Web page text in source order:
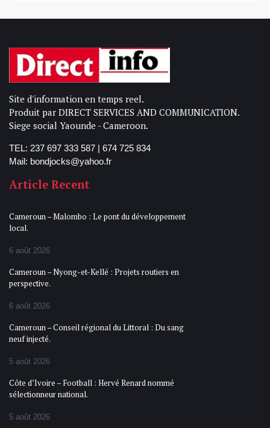
Site d'information en temps reel.
Produit par DIRECT SERVICES AND COMMUNICATION.
Siege social Yaounde - Cameroon.
TEL: 237 697 333 587 | 674 725 834
Mail: bondjocks@yahoo.fr
Article Recent
Cameroun – Malombo : Le pont du développement
local.
6 août 2026
Cameroun – Nyong-et-Kellé : Projets routiers en
perspective.
6 août 2026
Cameroun – Conseil régional du Littoral : Du sang
neuf injecté.
5 août 2026
Côte d’Ivoire – Football : Hervé Renard nommé
sélectionneur national.
5 août 2026